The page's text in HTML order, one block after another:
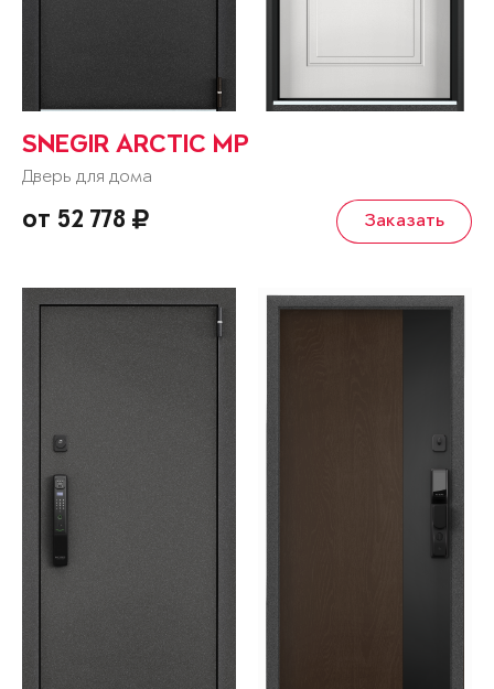
SNEGIR ARCTIC MP
Дверь для дома
от 52 778 Заказать